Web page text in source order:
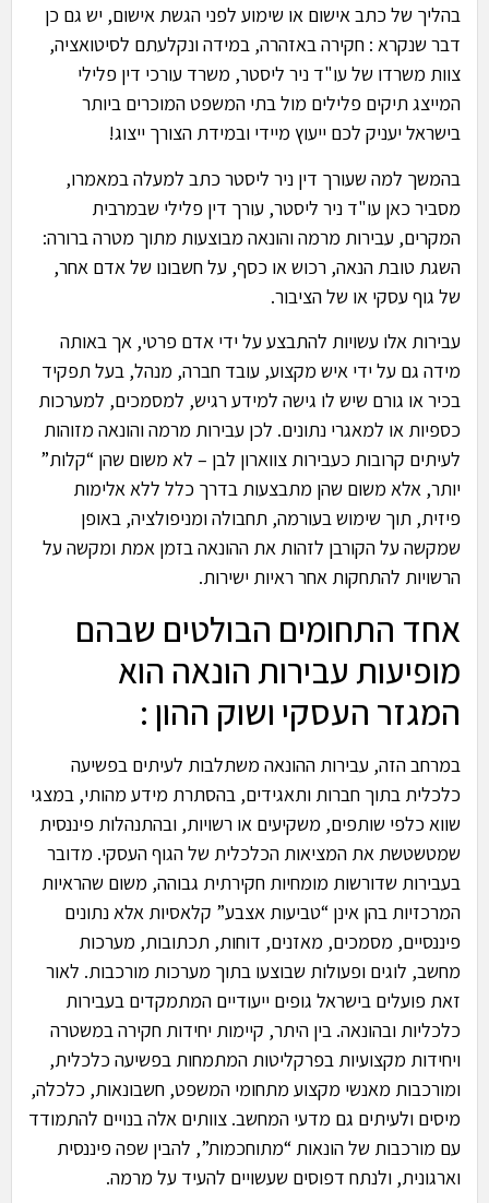
בהליך של כתב אישום או שימוע לפני הגשת אישום, יש גם כן
דבר שנקרא : חקירה באזהרה, במידה ונקלעתם לסיטואציה,
צוות משרדו של עו"ד ניר ליסטר, משרד עורכי דין פלילי
המייצג תיקים פלילים מול בתי המשפט המוכרים ביותר
בישראל יעניק לכם ייעוץ מיידי ובמידת הצורך ייצוג!
בהמשך למה שעורך דין ניר ליסטר כתב למעלה במאמרו,
מסביר כאן עו"ד ניר ליסטר, עורך דין פלילי שבמרבית
המקרים, עבירות מרמה והונאה מבוצעות מתוך מטרה ברורה:
השגת טובת הנאה, רכוש או כסף, על חשבונו של אדם אחר,
של גוף עסקי או של הציבור.
עבירות אלו עשויות להתבצע על ידי אדם פרטי, אך באותה
מידה גם על ידי איש מקצוע, עובד חברה, מנהל, בעל תפקיד
בכיר או גורם שיש לו גישה למידע רגיש, למסמכים, למערכות
כספיות או למאגרי נתונים. לכן עבירות מרמה והונאה מזוהות
לעיתים קרובות כעבירות צווארון לבן – לא משום שהן “קלות”
יותר, אלא משום שהן מתבצעות בדרך כלל ללא אלימות
פיזית, תוך שימוש בעורמה, תחבולה ומניפולציה, באופן
שמקשה על הקורבן לזהות את ההונאה בזמן אמת ומקשה על
הרשויות להתחקות אחר ראיות ישירות.
אחד התחומים הבולטים שבהם
מופיעות עבירות הונאה הוא
המגזר העסקי ושוק ההון :
במרחב הזה, עבירות ההונאה משתלבות לעיתים בפשיעה
כלכלית בתוך חברות ותאגידים, בהסתרת מידע מהותי, במצגי
שווא כלפי שותפים, משקיעים או רשויות, ובהתנהלות פיננסית
שמטשטשת את המציאות הכלכלית של הגוף העסקי. מדובר
בעבירות שדורשות מומחיות חקירתית גבוהה, משום שהראיות
המרכזיות בהן אינן “טביעות אצבע” קלאסיות אלא נתונים
פיננסיים, מסמכים, מאזנים, דוחות, תכתובות, מערכות
מחשב, לוגים ופעולות שבוצעו בתוך מערכות מורכבות. לאור
זאת פועלים בישראל גופים ייעודיים המתמקדים בעבירות
כלכליות ובהונאה. בין היתר, קיימות יחידות חקירה במשטרה
ויחידות מקצועיות בפרקליטות המתמחות בפשיעה כלכלית,
ומורכבות מאנשי מקצוע מתחומי המשפט, חשבונאות, כלכלה,
מיסים ולעיתים גם מדעי המחשב. צוותים אלה בנויים להתמודד
עם מורכבות של הונאות “מתוחכמות”, להבין שפה פיננסית
וארגונית, ולנתח דפוסים שעשויים להעיד על מרמה.